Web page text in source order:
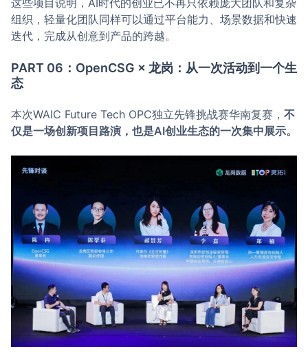
这些项目说明，AI时代的创业已不再只依赖庞大团队和复杂
组织，轻量化团队同样可以通过平台能力、场景数据和快速
迭代，完成从创意到产品的跨越。
PART 06：OpenCSG × 龙岗：从一次活动到一个生
态
本次WAIC Future Tech OPC独立先锋挑战赛华南复赛， 不
仅是一场创新项目路演，也是AI创业生态的一次集中展示。